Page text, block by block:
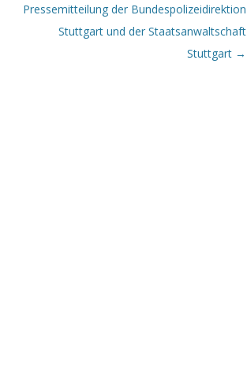
Pressemitteilung der Bundespolizeidirektion
Stuttgart und der Staatsanwaltschaft
Stuttgart →